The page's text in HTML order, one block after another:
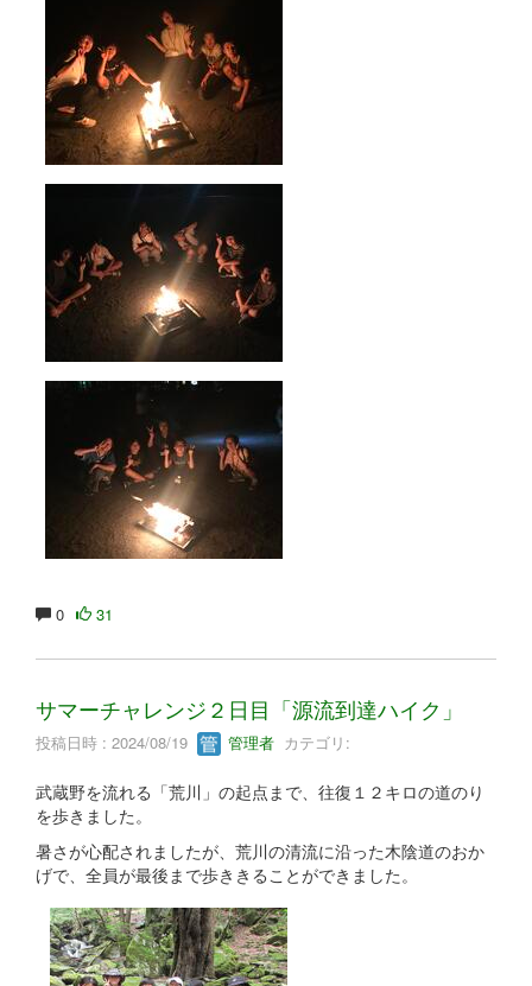
0 31
サマーチャレンジ２日目「源流到達ハイク」
投稿日時 : 2024/08/19 管理者 カテゴリ:
武蔵野を流れる「荒川」の起点まで、往復１２キロの道のり
を歩きました。
暑さが心配されましたが、荒川の清流に沿った木陰道のおか
げで、全員が最後まで歩ききることができました。